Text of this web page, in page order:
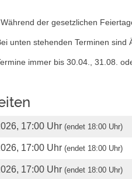
Während der gesetzlichen
stehenden Terminen sind
immer bis 30.04., 31.08. oder
17:00 Uhr (endet 18:00 Uhr)
17:00 Uhr (endet 18:00 Uhr)
17:00 Uhr (endet 18:00 Uhr)